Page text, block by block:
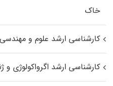
خاک
کارشناسی ارشد علوم و
کارشناسی ارشد اگرواکولوژی و